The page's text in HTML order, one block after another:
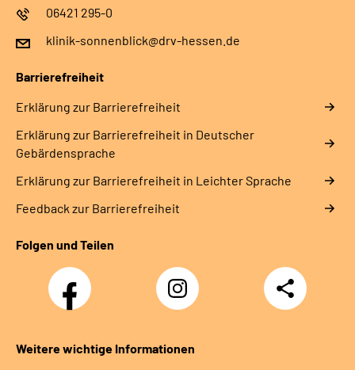
06421 295-0
klinik-sonnenblick@drv-hessen.de
Barrierefreiheit
Erklärung zur Barrierefreiheit
Erklärung zur Barrierefreiheit in Deutscher
Gebärdensprache
Erklärung zur Barrierefreiheit in Leichter Sprache
Feedback zur Barrierefreiheit
Folgen und Teilen
Facebook
Klinik
Sonnenblick
Instagram
Klinik
Sonnenblick
Teilen
Weitere wichtige Informationen